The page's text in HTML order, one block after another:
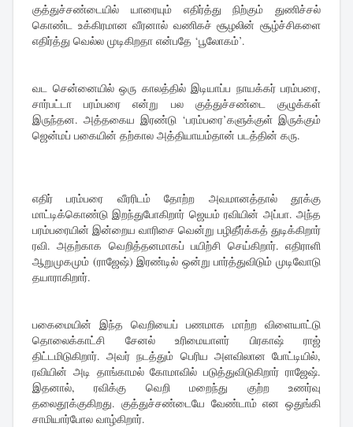
குத்துச்சண்டையில் யாரையும் எதிர்த்து நிற்கும் துணிச்சல்
கொண்ட உக்கிரமான வீரனால் வணிகச் சூழலின் சூழ்ச்சிகளை
எதிர்த்து வெல்ல முடிகிறதா என்பதே ‘பூலோகம்’.
வட சென்னையில் ஒரு காலத்தில் இடியாப்ப நாயக்கர் பரம்பரை,
சார்பட்டா பரம்பரை என்று பல குத்துச்சண்டை குழுக்கள்
இருந்தன. அத்தகைய இரண்டு ‘பரம்பரை’களுக்குள் இருக்கும்
ஜென்மப் பகையின் தற்கால அத்தியாயம்தான் படத்தின் கரு.
எதிர் பரம்பரை வீரரிடம் தோற்ற அவமானத்தால் தூக்கு
மாட்டிக்கொண்டு இறந்துபோகிறார் ஜெயம் ரவியின் அப்பா. அந்த
பரம்பரையின் இன்றைய வாரிசை வென்று பழிதீர்க்கத் துடிக்கிறார்
ரவி. அதற்காக வெறித்தனமாகப் பயிற்சி செய்கிறார். எதிராளி
ஆறுமுகமும் (ராஜேஷ்) இரண்டில் ஒன்று பார்த்துவிடும் முடிவோடு
தயாராகிறார்.
பகைமையின் இந்த வெறியைப் பணமாக மாற்ற விளையாட்டு
தொலைக்காட்சி சேனல் உரிமையாளர் பிரகாஷ் ராஜ்
திட்டமிடுகிறார். அவர் நடத்தும் பெரிய அளவிலான போட்டியில்,
ரவியின் அடி தாங்காமல் கோமாவில் படுத்துவிடுகிறார் ராஜேஷ்.
இதனால், ரவிக்கு வெறி மறைந்து குற்ற உணர்வு
தலைதூக்குகிறது. குத்துச்சண்டையே வேண்டாம் என ஒதுங்கி
சாமியார்போல வாழ்கிறார்.